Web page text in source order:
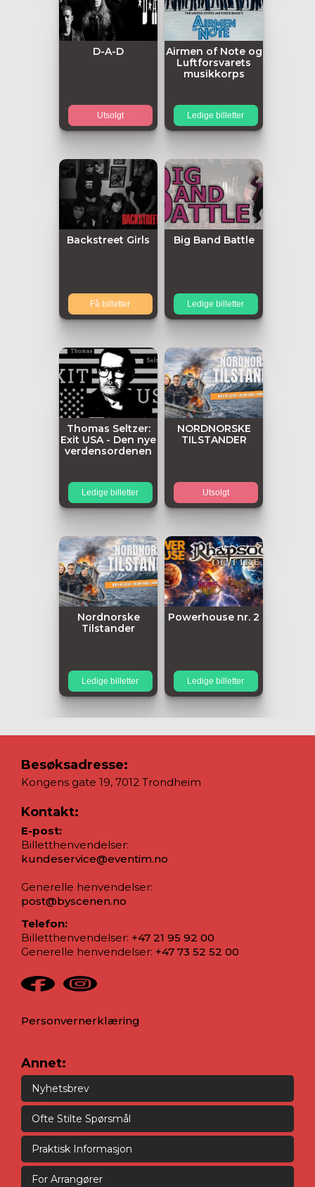
D-A-D
Utsolgt
Airmen of Note og
Luftforsvarets
musikkorps
Ledige billetter
Backstreet Girls
Få billetter
Big Band Battle
Ledige billetter
Thomas Seltzer:
Exit USA - Den nye
verdensordenen
Ledige billetter
NORDNORSKE
TILSTANDER
Utsolgt
Nordnorske
Tilstander
Ledige billetter
Powerhouse nr. 2
Ledige billetter
Besøksadresse:
Kongens gate 19, 7012 Trondheim
Kontakt:
E-post:
Billetthenvendelser:
kundeservice@eventim.no
Generelle henvendelser:
post@byscenen.no
Telefon:
Billetthenvendelser: +47 21 95 92 00
Generelle henvendelser: +47 73 52 52 00
Personvernerklæring
Annet:
Nyhetsbrev
Ofte Stilte Spørsmål
Praktisk Informasjon
For Arrangører